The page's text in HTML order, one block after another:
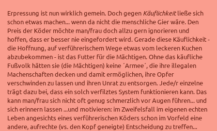
Erpressung ist nun wirklich gemein. Doch gegen Käuflichkeitließe sich
schon etwas machen... wenn da nicht die menschliche Gier wäre. Den
Preis der Köder möchte man/frau doch allzu gern ignorieren und
hoffen, dass er besser nie eingefordert wird. Gerade diese Käuflichkeit -
die Hoffnung, auf verführerischem Wege etwas vom leckeren Kuchen
abzubekommen - ist das Futter für die Mächtigen. Ohne das käufliche
Fußvolk hätten sie (die Mächtigen) keine ´Armee´, die ihre illegalen
Machenschaften decken und damit ermöglichen, ihre Opfer
verschwinden zu lassen und ihren Unrat zu entsorgen. Jede/r einzelne
trägt dazu bei, dass ein solch verfilztes System funktionieren kann. Das
kann man/frau sich nicht oft genug schmerzlich vor Augen führen... und
sich erinnern lassen ...und motivieren: im Zweifelsfall im eigenen echten
Lebenangesichts eines verführerischen Köders schon im Vorfeld eine
andere, aufrechte (vs. den Kopf geneigte) Entscheidung zu treffen...